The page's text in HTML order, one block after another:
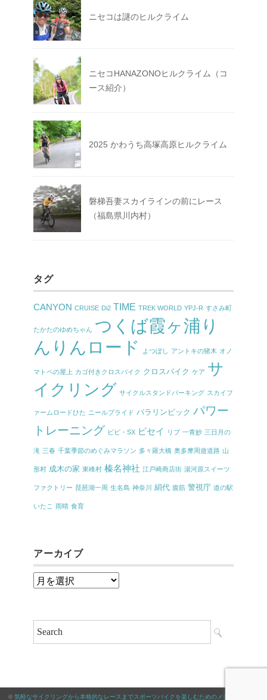
ニセコは謎のヒルクライム
ニセコHANAZONOヒルクライム（コ
ース紹介）
2025 かわうち高塚高原ヒルクライム
磐梯吾妻スカイラインの前にレース
（福島県川内村）
タグ
CANYON CRUISE Di2 TIME TREK WORLD YPJ-R すさみ町
たかたのゆめちゃん つくば霞ヶ浦り
んりんロード
よつぼし アントキの猪木 オノ
マトペの屋上 カゴ付きクロスバイク クロスバイク ケア サ
イクリング サイクルスタンドパーキング スカイフ
ァームロードひた ニールプライド パラリンピック パワー
トレーニング ビビ・SX ピセイ リブ 一青妙 三日月の
滝 三春 千葉季節のめぐみマラソン 多々羅大橋 奥多摩周遊道路 山
形村 成木の家 東峰村 榛名神社 江戸崎商店街 湯河原スイーツ
ファクトリー 琵琶湖一周 生名島 神奈川 絹代 腹筋 警視庁 道の駅
いたこ 雨晴 食育
アーカイブ
ア
イ
© 気軽なサイクリングから本格的なレースまでスポーツバイクを楽しむためのメディア｜サイ